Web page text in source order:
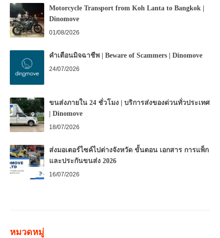
Motorcycle Transport from Koh Lanta to Bangkok |
Dinomove
01/08/2026
คำเตือนมิจฉาชีพ | Beware of Scammers | Dinomove
24/07/2026
ขนส่งภายใน 24 ชั่วโมง | บริการส่งของด่วนทั่วประเทศ
| Dinomove
18/07/2026
ส่งมอเตอร์ไซค์ไปต่างจังหวัด ขั้นตอน เอกสาร การแพ็ก
และประกันขนส่ง 2026
16/07/2026
หมวดหมู่